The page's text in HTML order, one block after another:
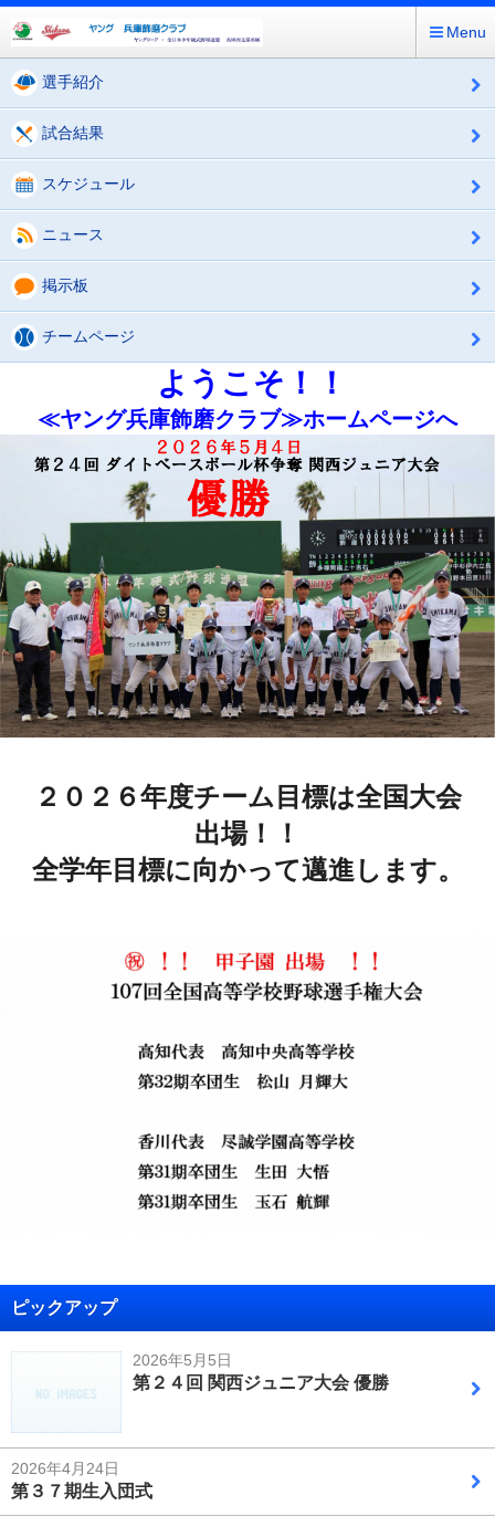
Menu
選手紹介
試合結果
スケジュール
ニュース
掲示板
チームページ
ようこそ！！
≪ヤング兵庫飾磨クラブ≫ホームページへ
２０２６年度チーム目標は全国大会
出場！！
全学年目標に向かって邁進します。
ピックアップ
2026年5月5日
第２４回 関西ジュニア大会 優勝
2026年4月24日
第３７期生入団式